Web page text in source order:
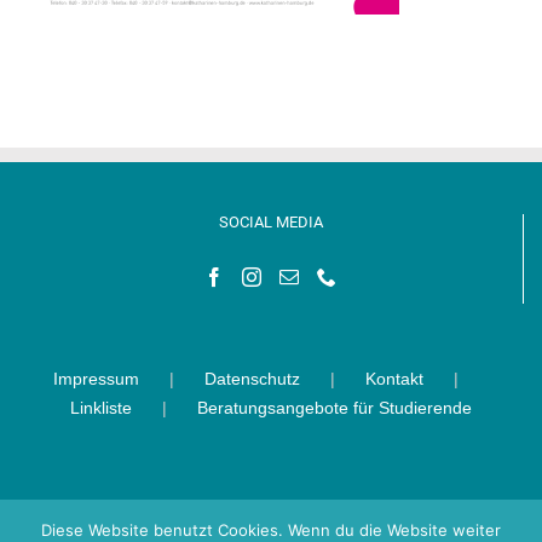
SOCIAL MEDIA
Impressum Datenschutz
Kontakt
Linkliste
Beratungsangebote für Studierende
Diese Website benutzt Cookies. Wenn du die Website weiter